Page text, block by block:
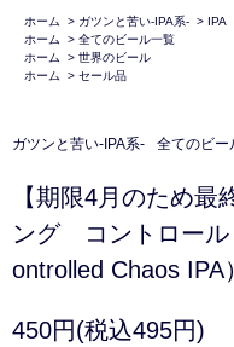
ホーム > ガツンと苦い-IPA系- >
IPA
ホーム
> 全てのビール一覧
ホーム
> 世界のビール
ホーム
> セール品
ガツンと苦い-IPA系- 全てのビー
【期限4月のため最
ング コントロール
ontrolled Chaos IPA）
450円(税込495円)